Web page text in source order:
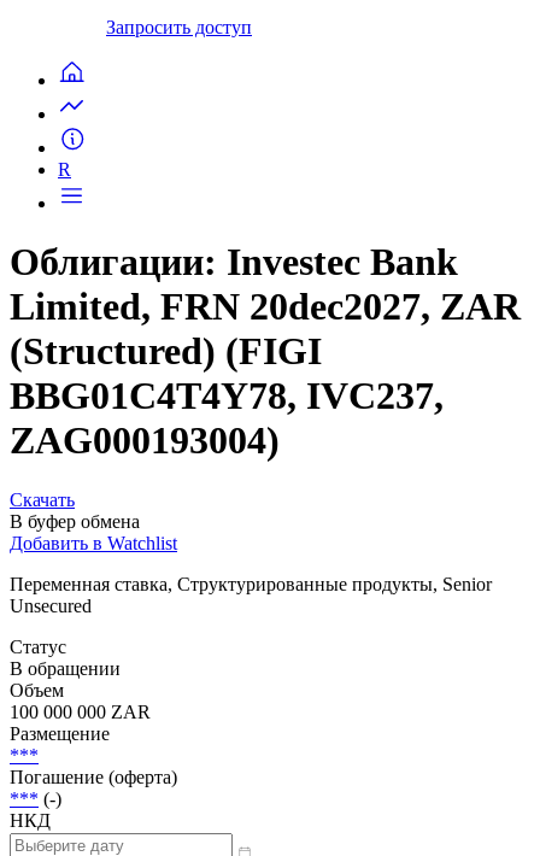
Запросить доступ
R
Облигации: Investec Bank
Limited, FRN 20dec2027, ZAR
(Structured) (FIGI
BBG01C4T4Y78, IVC237,
ZAG000193004)
Скачать
В буфер обмена
Добавить в Watchlist
Переменная ставка, Структурированные продукты, Senior
Unsecured
Статус
В обращении
Объем
100 000 000 ZAR
Размещение
***
Погашение (оферта)
*** (-)
НКД